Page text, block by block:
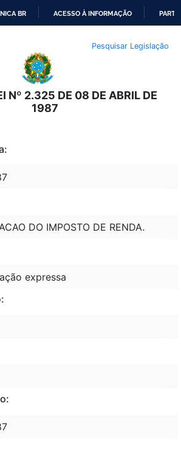
O
CONTEÚDO
BR ACESSO À INFORMAÇÃO
Pesquisar Legislação
Nº 2.325 DE 08 DE ABRIL DE
1987
DO IMPOSTO DE RENDA.
expressa